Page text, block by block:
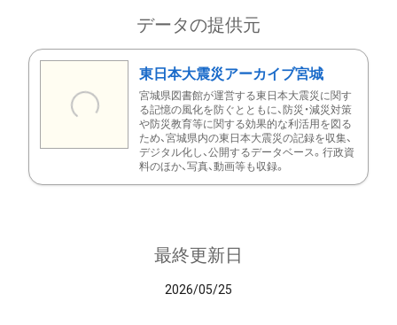
データの提供元
東日本大震災アーカイブ宮城
宮城県図書館が運営する東日本大震災に関す
る記憶の風化を防ぐとともに、防災・減災対策
や防災教育等に関する効果的な利活用を図る
ため、宮城県内の東日本大震災の記録を収集、
デジタル化し、公開するデータベース。行政資
料のほか、写真、動画等も収録。
最終更新日
2026/05/25